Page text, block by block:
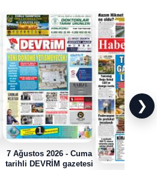
7 Ağustos 2026 - Cuma
tarihli DEVRİM gazetesi
❯